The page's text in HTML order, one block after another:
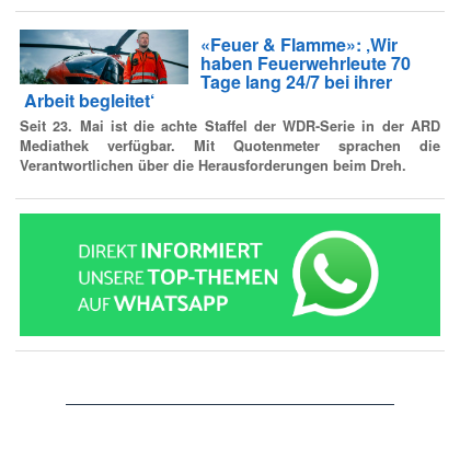
«Feuer & Flamme»: ‚Wir
haben Feuerwehrleute 70
Tage lang 24/7 bei ihrer
Arbeit begleitet‘
Seit 23. Mai ist die achte Staffel der WDR-Serie in der ARD
Mediathek verfügbar. Mit Quotenmeter sprachen die
Verantwortlichen über die Herausforderungen beim Dreh.